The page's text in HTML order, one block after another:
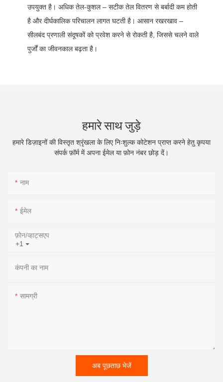
उपयुक्त है। अधिक तेल-कुशल – सटीक तेल वितरण से बर्बादी कम होती
है और दीर्घकालिक परिचालन लागत घटती है। आसान रखरखाव –
सीलबंद प्रणाली संदूषकों को प्रवेश करने से रोकती है, जिससे चलने वाले
पुर्जों का जीवनकाल बढ़ता है।
हमारे साथ जुड़े
हमारे डिज़ाइनों की विस्तृत श्रृंखला के लिए निःशुल्क कोटेशन प्राप्त करने हेतु कृपया
संपर्क फ़ॉर्म में अपना ईमेल या फ़ोन नंबर छोड़ दें।
नाम
ईमेल
+1
फ़ोन/व्हाट्सएप
कंपनी का नाम
सामग्री
अब पूछताछ भेजें